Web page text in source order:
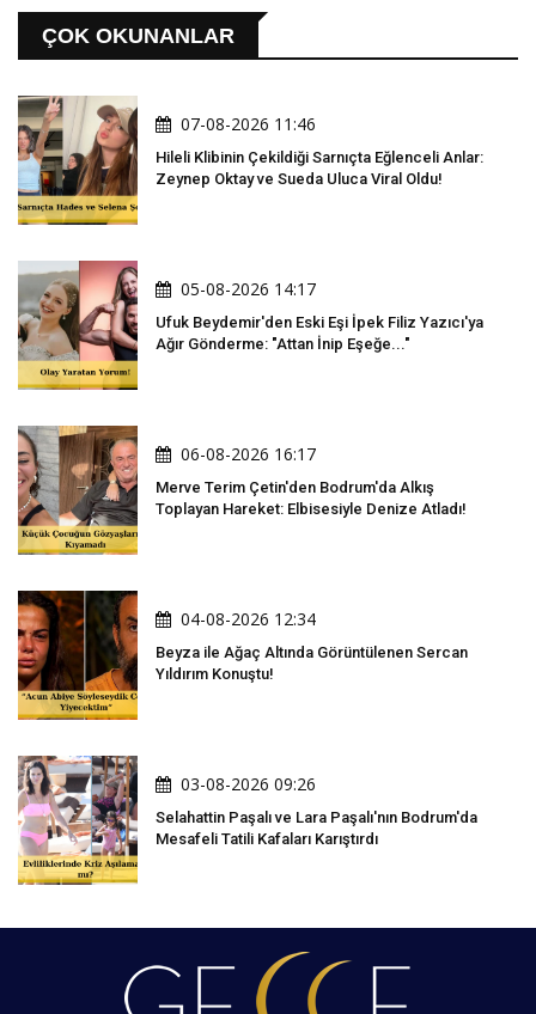
ÇOK OKUNANLAR
07-08-2026 11:46
Hileli Klibinin Çekildiği Sarnıçta Eğlenceli Anlar:
Zeynep Oktay ve Sueda Uluca Viral Oldu!
05-08-2026 14:17
Ufuk Beydemir'den Eski Eşi İpek Filiz Yazıcı'ya
Ağır Gönderme: "Attan İnip Eşeğe..."
06-08-2026 16:17
Merve Terim Çetin'den Bodrum'da Alkış
Toplayan Hareket: Elbisesiyle Denize Atladı!
04-08-2026 12:34
Beyza ile Ağaç Altında Görüntülenen Sercan
Yıldırım Konuştu!
03-08-2026 09:26
Selahattin Paşalı ve Lara Paşalı'nın Bodrum'da
Mesafeli Tatili Kafaları Karıştırdı